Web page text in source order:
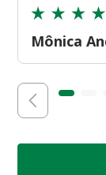
Mônica